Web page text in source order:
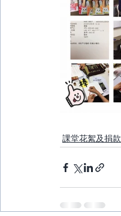
課堂花絮及捐款